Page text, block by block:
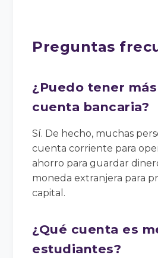
Preguntas
¿Puedo tener
cuenta bancaria?
Sí. De hecho, muchas
cuenta corriente para
ahorro para guardar
moneda extranjera para
capital.
¿Qué cuenta es
estudiantes?